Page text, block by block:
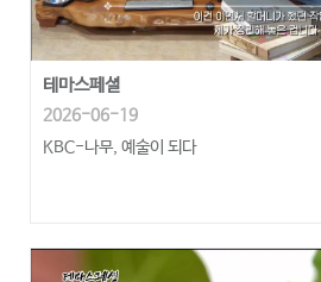
테마스페셜
2026-06-19
KBC-나무, 예술이 되다